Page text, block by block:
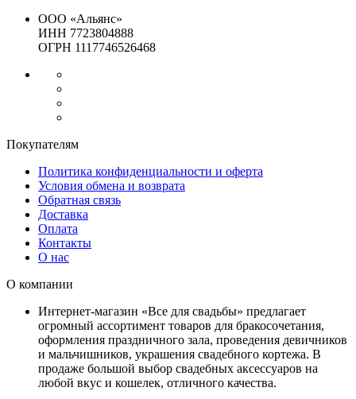
ООО «Альянс»
ИНН 7723804888
ОГРН 1117746526468
Покупателям
Политика конфиденциальности и оферта
Условия обмена и возврата
Обратная связь
Доставка
Оплата
Контакты
О нас
О компании
Интернет-магазин «Все для свадьбы» предлагает
огромный ассортимент товаров для бракосочетания,
оформления праздничного зала, проведения девичников
и мальчишников, украшения свадебного кортежа. В
продаже большой выбор свадебных аксессуаров на
любой вкус и кошелек, отличного качества.